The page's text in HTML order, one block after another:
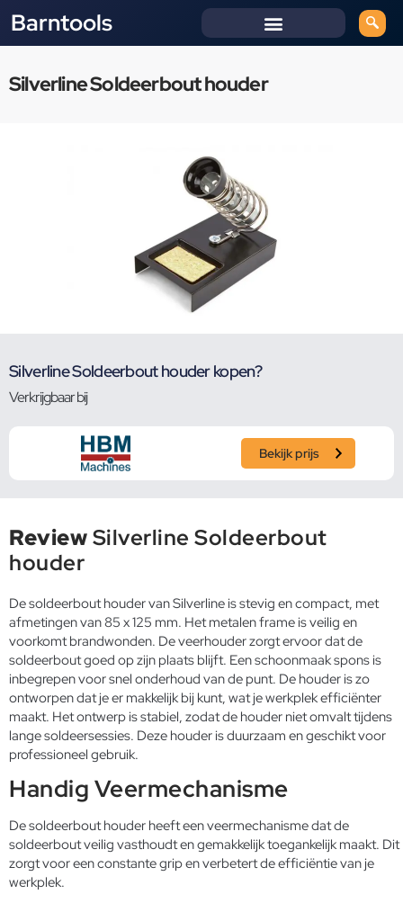
Barntools
Silverline Soldeerbout houder
Silverline Soldeerbout houder kopen?
Verkrijgbaar bij
Bekijk prijs
ReviewSilverline Soldeerbout
houder
De soldeerbout houder van Silverline is stevig en compact, met
afmetingen van 85 x 125 mm. Het metalen frame is veilig en
voorkomt brandwonden. De veerhouder zorgt ervoor dat de
soldeerbout goed op zijn plaats blijft. Een schoonmaak spons is
inbegrepen voor snel onderhoud van de punt. De houder is zo
ontworpen dat je er makkelijk bij kunt, wat je werkplek efficiënter
maakt. Het ontwerp is stabiel, zodat de houder niet omvalt tijdens
lange soldeersessies. Deze houder is duurzaam en geschikt voor
professioneel gebruik.
Handig Veermechanisme
De soldeerbout houder heeft een veermechanisme dat de
soldeerbout veilig vasthoudt en gemakkelijk toegankelijk maakt. Dit
zorgt voor een constante grip en verbetert de efficiëntie van je
werkplek.